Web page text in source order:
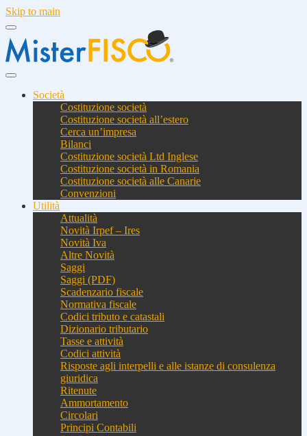
Skip to main
Società
Costituzione società
Costituzione società all’estero
Cerca un’impresa
Bilanci
Costituzione società Ltd Inglese
Costituzione società in Romania
Costituzione società alle Canarie
Convenzioni
Utilità
Attualità
Novità Irpef – Ires
Novità Iva
Altre Novità
Saggi
Saggi (PDF)
Scadenzario fiscale
Normativa fiscale
Codici tributo e catastali
Dizionario tributario
Tasse e attività
Codici attività
Risposte agli interpelli e alle istanze di consulenza
giuridica
Ritenute
Ammortamento
Circolari
Principi Contabili